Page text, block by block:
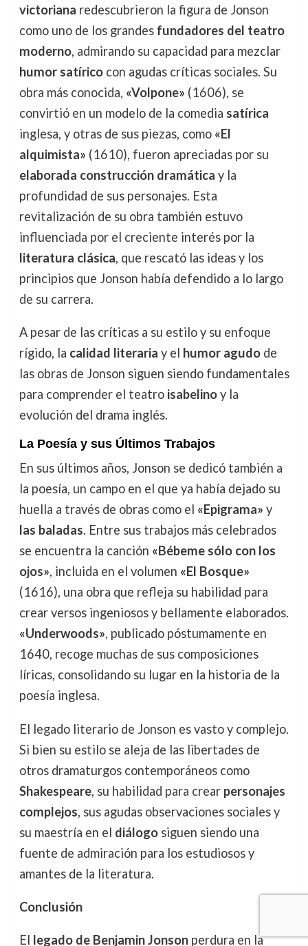
victoriana redescubrieron la figura de Jonson
como uno de los grandes fundadores del teatro
moderno, admirando su capacidad para mezclar
humor satíricocon agudas críticas sociales. Su
obra más conocida, «Volpone» (1606), se
convirtió en un modelo de la comedia satírica
inglesa, y otras de sus piezas, como «El
alquimista» (1610), fueron apreciadas por su
elaborada construcción dramática y la
profundidad de sus personajes. Esta
revitalización de su obra también estuvo
influenciada por el creciente interés por la
literatura clásica, que rescató las ideas y los
principios que Jonson había defendido a lo largo
de su carrera.
A pesar de las críticas a su estilo y su enfoque
rígido, la calidad literaria y el humor agudode
las obras de Jonson siguen siendo fundamentales
para comprender el teatro isabelinoy la
evolución del drama inglés.
La Poesía y sus Últimos Trabajos
En sus últimos años, Jonson se dedicó también a
la poesía, un campo en el que ya había dejado su
huella a través de obras como el «Epigrama» y
las baladas. Entre sus trabajos más celebrados
se encuentra la canción «Bébeme sólo con los
ojos», incluida en el volumen «El Bosque»
(1616), una obra que refleja su habilidad para
crear versos ingeniosos y bellamente elaborados.
«Underwoods», publicado póstumamente en
1640, recoge muchas de sus composiciones
líricas, consolidando su lugar en la historia de la
poesía inglesa.
El legado literario de Jonson es vasto y complejo.
Si bien su estilo se aleja de las libertades de
otros dramaturgos contemporáneos como
Shakespeare, su habilidad para crear personajes
complejos, sus agudas observaciones sociales y
su maestría en el diálogosiguen siendo una
fuente de admiración para los estudiosos y
amantes de la literatura.
Conclusión
El legado de Benjamin Jonsonperdura en la